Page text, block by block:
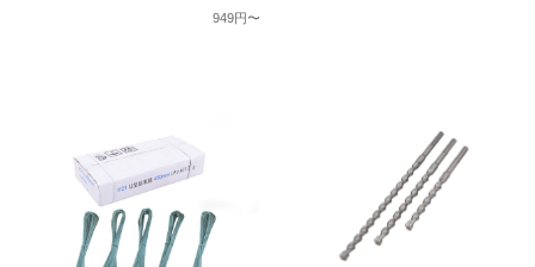
949円〜